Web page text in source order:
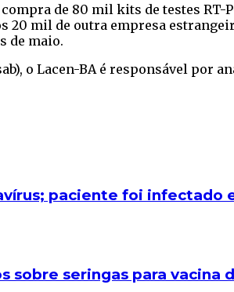
de 80 mil kits de testes
mil de outra empresa
de maio.
o Lacen-BA é responsável
paciente foi infectado
sobre seringas para vacina